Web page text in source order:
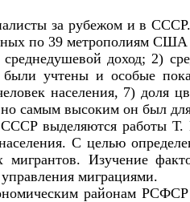
за рубежом и в
по 39 метрополиям США
доход; 2)
учтены и особые
населения, 7) доля
но самым высоким он был
выделяются работы Т.
С целью
мигрантов. Изучение
миграциями.
районам